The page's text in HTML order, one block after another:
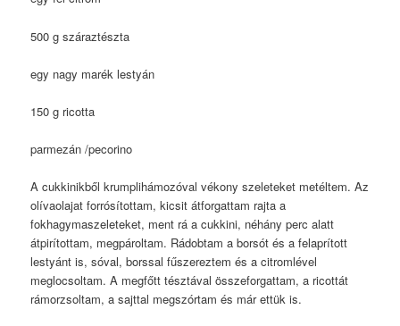
500 g száraztészta
egy nagy marék lestyán
150 g ricotta
parmezán /pecorino
A cukkinikből krumplihámozóval vékony szeleteket metéltem. Az
olívaolajat forrósítottam, kicsit átforgattam rajta a
fokhagymaszeleteket, ment rá a cukkini, néhány perc alatt
átpirítottam, megpároltam. Rádobtam a borsót és a felaprított
lestyánt is, sóval, borssal fűszereztem és a citromlével
meglocsoltam. A megfőtt tésztával összeforgattam, a ricottát
rámorzsoltam, a sajttal megszórtam és már ettük is.